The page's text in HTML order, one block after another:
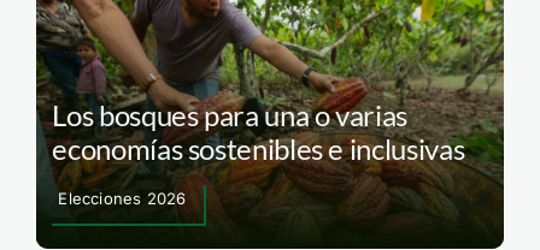
Los bosques para una o varias
economías sostenibles e inclusivas
Elecciones 2026